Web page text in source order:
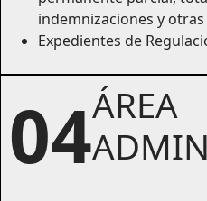
indemnizaciones y
Expedientes de
04ÁREA